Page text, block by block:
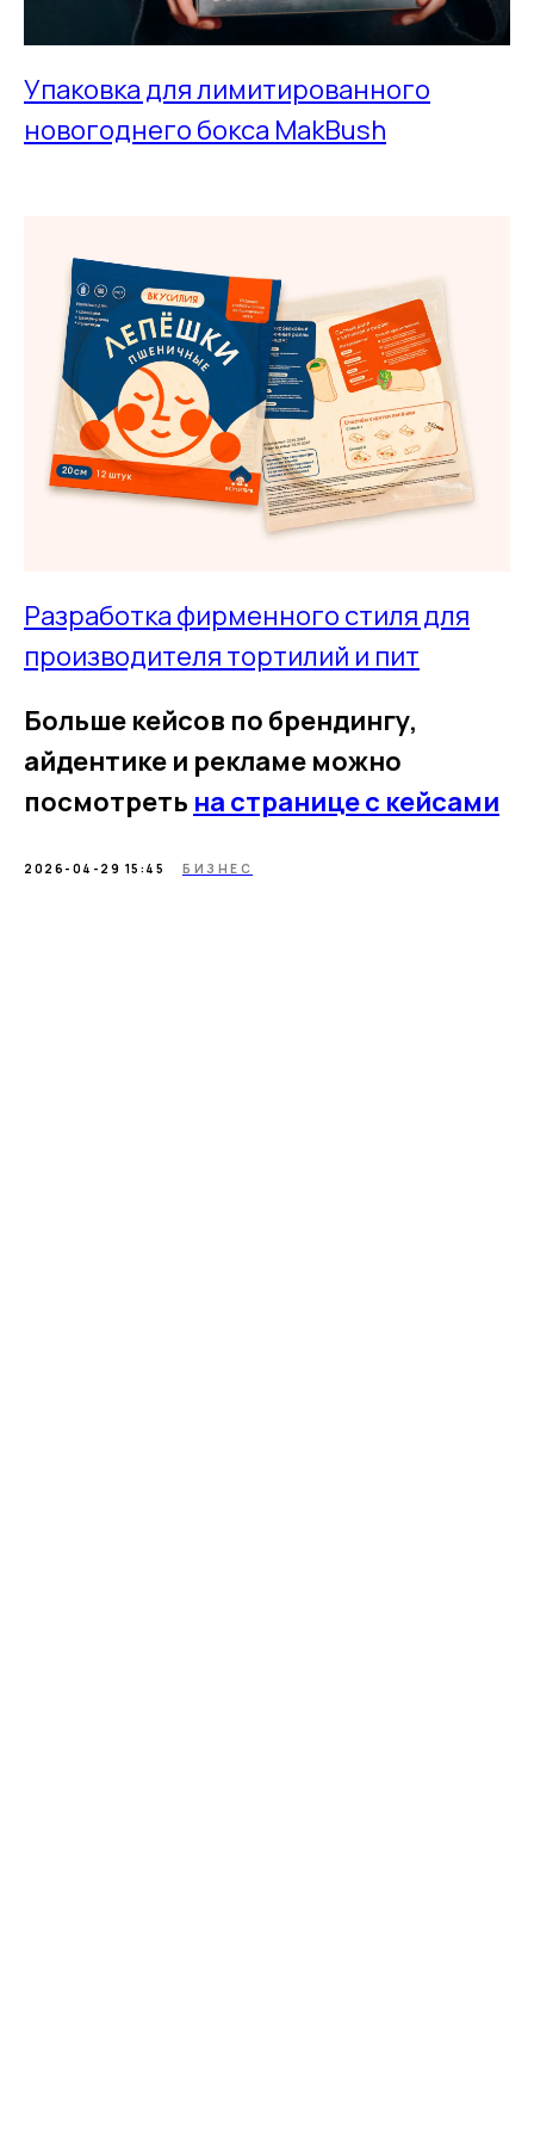
Упаковка для лимитированного
новогоднего бокса MakBush
Разработка фирменного стиля для
производителя тортилий и пит
Больше кейсов по брендингу,
айдентике и рекламе можно
посмотреть на странице с кейсами
2026-04-29 15:45 БИЗНЕС